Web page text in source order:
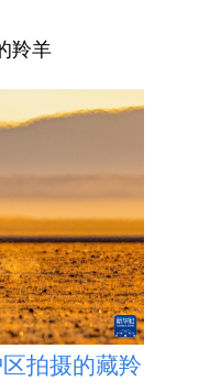
羚羊
拍摄的藏羚